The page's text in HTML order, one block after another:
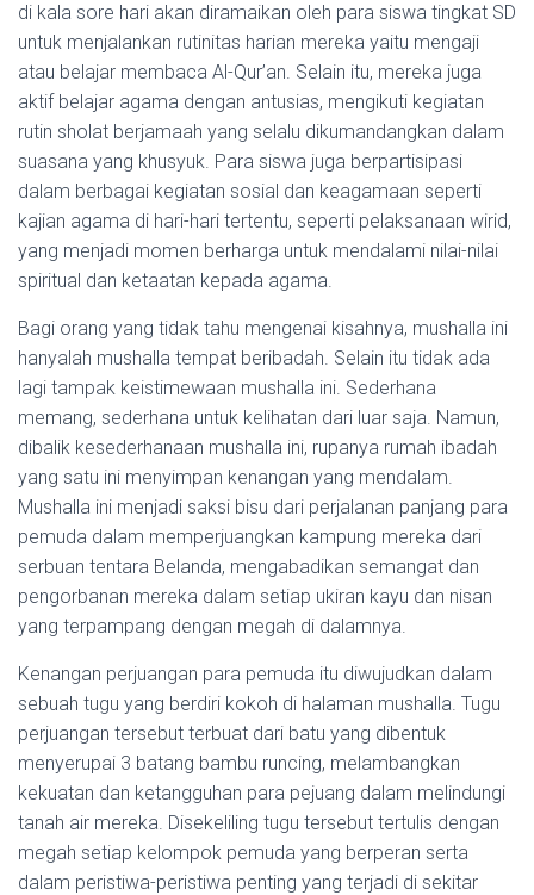
di kala sore hari akan diramaikan oleh para siswa tingkat SD
untuk menjalankan rutinitas harian mereka yaitu mengaji
atau belajar membaca Al-Qur’an. Selain itu, mereka juga
aktif belajar agama dengan antusias, mengikuti kegiatan
rutin sholat berjamaah yang selalu dikumandangkan dalam
suasana yang khusyuk. Para siswa juga berpartisipasi
dalam berbagai kegiatan sosial dan keagamaan seperti
kajian agama di hari-hari tertentu, seperti pelaksanaan wirid,
yang menjadi momen berharga untuk mendalami nilai-nilai
spiritual dan ketaatan kepada agama.
Bagi orang yang tidak tahu mengenai kisahnya, mushalla ini
hanyalah mushalla tempat beribadah. Selain itu tidak ada
lagi tampak keistimewaan mushalla ini. Sederhana
memang, sederhana untuk kelihatan dari luar saja. Namun,
dibalik kesederhanaan mushalla ini, rupanya rumah ibadah
yang satu ini menyimpan kenangan yang mendalam.
Mushalla ini menjadi saksi bisu dari perjalanan panjang para
pemuda dalam memperjuangkan kampung mereka dari
serbuan tentara Belanda, mengabadikan semangat dan
pengorbanan mereka dalam setiap ukiran kayu dan nisan
yang terpampang dengan megah di dalamnya.
Kenangan perjuangan para pemuda itu diwujudkan dalam
sebuah tugu yang berdiri kokoh di halaman mushalla. Tugu
perjuangan tersebut terbuat dari batu yang dibentuk
menyerupai 3 batang bambu runcing, melambangkan
kekuatan dan ketangguhan para pejuang dalam melindungi
tanah air mereka. Disekeliling tugu tersebut tertulis dengan
megah setiap kelompok pemuda yang berperan serta
dalam peristiwa-peristiwa penting yang terjadi di sekitar